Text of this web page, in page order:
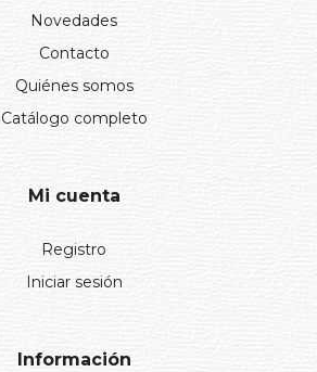
Novedades
Contacto
Quiénes somos
Catálogo completo
Mi cuenta
Registro
Iniciar sesión
Información